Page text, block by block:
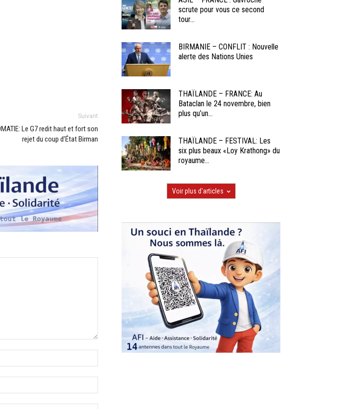
Suivant
Le G7 redit haut et fort son
rejet du coup d’État Birman
scrute pour vous ce second
tour...
BIRMANIE – CONFLIT : Nouvelle
alerte des Nations Unies
THAÏLANDE – FRANCE: Au
Bataclan le 24 novembre, bien
plus qu’un...
THAÏLANDE – FESTIVAL: Les
six plus beaux «Loy Krathong» du
royaume...
Voir plus d'articles